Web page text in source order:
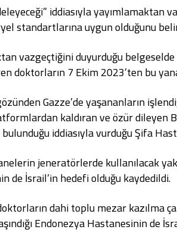
iddiasıyla yayımlamaktan
standartlarına uygun olduğunu
vazgeçtiğini duyurduğu
doktorların 7 Ekim 2023’ten bu
Gazze’de yaşananların
kaldıran ve özür dileyen
iddiasıyla vurduğu Şifa
jeneratörlerde kullanılacak
de İsrail’in hedefi olduğu kaydedildi.
dahi toplu mezar kazılma
Endonezya Hastanesinin de